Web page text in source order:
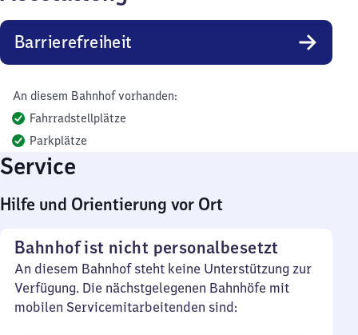
Barrierefreiheit
An diesem Bahnhof vorhanden:
Fahrradstellplätze
Parkplätze
Service
Hilfe und Orientierung vor Ort
Bahnhof ist nicht personalbesetzt
An diesem Bahnhof steht keine Unterstützung zur
Verfügung. Die nächstgelegenen Bahnhöfe mit
mobilen Servicemitarbeitenden sind: